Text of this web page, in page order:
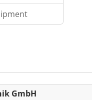
GmbH